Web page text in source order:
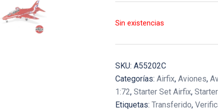
Sin existencias
SKU: A55202C
Categorías: Airfix, Aviones,
1:72, Starter Set Airfix,
Etiquetas: Transferido,